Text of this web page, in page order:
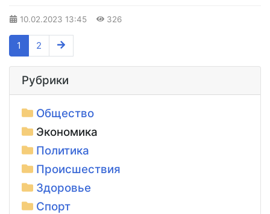
10.02.2023 13:45 326
1 2
Рубрики
Общество
Экономика
Политика
Происшествия
Здоровье
Спорт